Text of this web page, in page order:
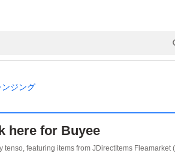
ンジング
here for Buyee
featuring items from JDirectItems Fleamarket